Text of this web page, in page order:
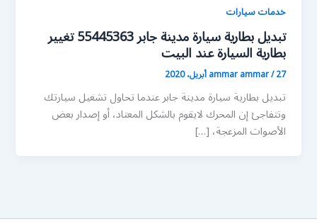
خدمات سيارات
تبديل بطارية سيارة مدينة جابر 55445363 تغيير
بطارية السيارة عند البيت
ammar ammar/27 أبريل، 2020
تبديل بطارية سيارة مدينة جابر عندما تحاول تشغيل سيارتك
وتتفاجئ إن المحرك لايقوم بالشكل المعتاد، أو إصدار بعض
الأصوات المزعجة، […]